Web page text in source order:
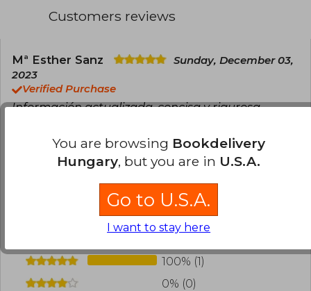
Customers reviews
Mª Esther Sanz
Sunday, December 03,
2023
Verified Purchase
Información actualizada, concisa y rigurosa
This review is useful 0 It is not useful
Have you read this book? Login to add your
100% (1)
0% (0)
You are browsing Bookdelivery
Hungary, but you are in U.S.A.
Go to U.S.A.
I want to stay here